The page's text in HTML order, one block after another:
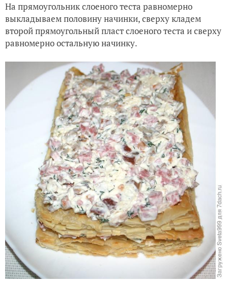
На прямоугольник слоеного теста равномерно
выкладываем половину начинки, сверху кладем
второй прямоугольный пласт слоеного теста и сверху
равномерно остальную начинку.